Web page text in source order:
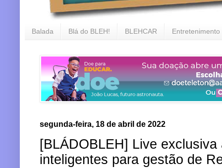
Balada Blá do BLEH! BLEHCAR Entretenimento
segunda-feira, 18 de abril de 2022
[BLÁDOBLEH] Live
inteligentes para gestão de